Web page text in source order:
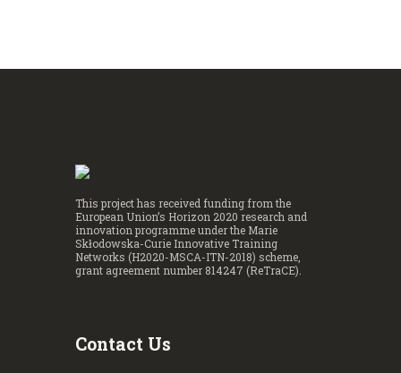
This project has received funding from the
European Union’s Horizon 2020 research and
innovation programme under the Marie
Skłodowska-Curie Innovative Training
Networks (H2020-MSCA-ITN-2018) scheme,
grant agreement number 814247 (ReTraCE).
Contact Us